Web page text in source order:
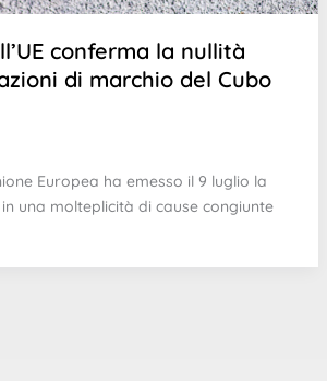
conferma la nullità
di marchio del Cubo
Europea ha emesso il 9 luglio la
una molteplicità di cause congiunte